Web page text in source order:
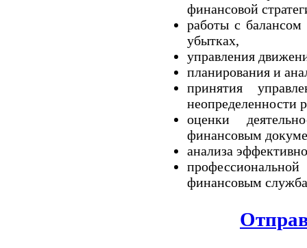
финансовой
работы с
убытках,
управления
планирования и
принятия
неопределенности
оценки
финансовым
анализа
финансовым